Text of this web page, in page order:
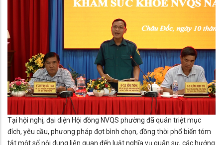
Tại hội nghị, đại diện Hội đồng NVQS phường đã quán triệt mục
đích, yêu cầu, phương pháp đợt bình chọn, đồng thời phổ biến tóm
tắt một số nội dung liên quan đến luật nghĩa vụ quân sự, các hướng